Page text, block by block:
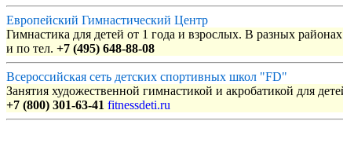
Европейский Гимнастический Центр
Гимнастика для детей от 1 года и взрослых. В разных
и по тел. +7 (495) 648-88-08
Всероссийская сеть детских спортивных школ "FD"
Занятия художественной гимнастикой и акробатикой для
+7 (800) 301-63-41 fitnessdeti.ru